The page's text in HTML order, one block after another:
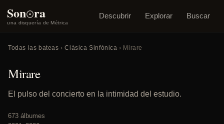
Son o
ra
una disquería de Métrica
Descubrir Explorar Buscar
Todas las bateas ›Clásica Sinfónica › Mirare
Mirare
El pulso del concierto en la intimidad del estudio.
673 álbumes